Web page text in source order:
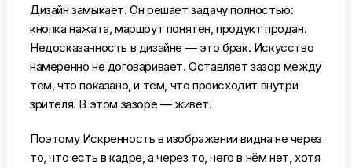
Дизайн замыкает. Он решает задачу полностью:
кнопка нажата, маршрут понятен, продукт продан.
Недосказанность в дизайне — это брак. Искусство
намеренно не договаривает. Оставляет зазор между
тем, что показано, и тем, что происходит внутри
зрителя. В этом зазоре — живёт.
Поэтому Искренность в изображении видна не через
то, что есть в кадре, а через то, чего в нём нет, хотя